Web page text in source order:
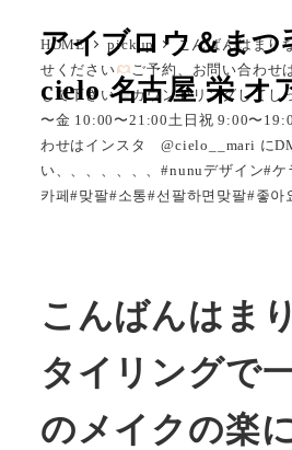
アイブロウ＆ま
cielo 名古屋 栄 オ
HOME pickup
こんばんはまり
せください
ご予約、お問い合わせ
して下さい
カウンセリングしてし
〜金 10:00〜21:00土日祝 9:00〜
わせはインスタ @cielo__mari に
い、、、、、、、#nunuデザイン#
카페#맞팔#소통#선팔하면맞팔#좋아
こんばんはま
タイリングで
のメイクの楽